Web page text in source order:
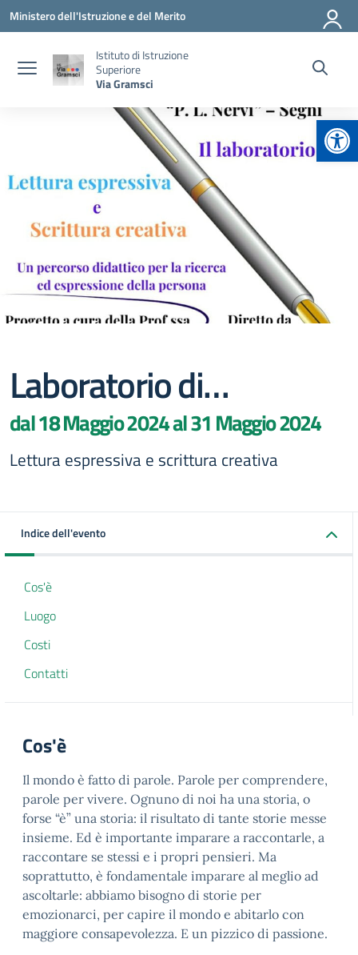
Vai ai contenuti
Vai al menu di navigazione
Vai al footer
Ministero dell'Istruzione e del Merito
Istituto di Istruzione
Superiore
Via Gramsci
Laboratorio di…
dal 18 Maggio 2024 al 31 Maggio 2024
Lettura espressiva e scrittura creativa
Indice dell'evento
Cos'è
Luogo
Costi
Contatti
Cos'è
Il mondo è fatto di parole. Parole per comprendere,
parole per vivere. Ognuno di noi ha una storia, o
forse “è” una storia: il risultato di tante storie messe
insieme. Ed è importante imparare a raccontarle, a
raccontare se stessi e i propri pensieri. Ma
soprattutto, è fondamentale imparare al meglio ad
ascoltarle: abbiamo bisogno di storie per
emozionarci, per capire il mondo e abitarlo con
maggiore consapevolezza. E un pizzico di passione.